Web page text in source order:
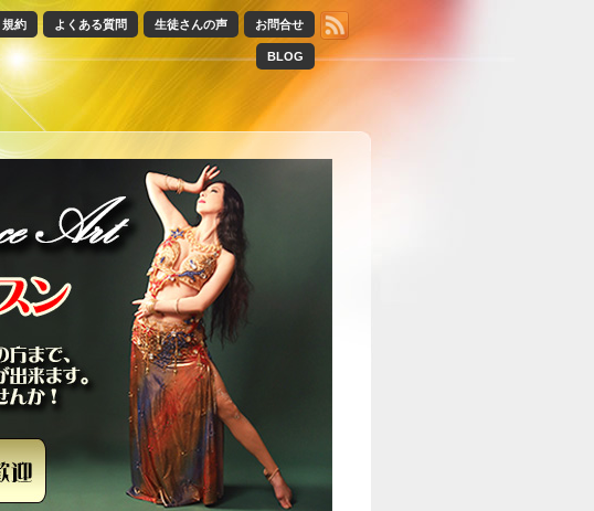
お問合せ
生徒さんの声
よくある質問
規約
BLOG